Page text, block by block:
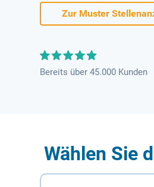
Zur Muster
Bereits über 45.000 Kunden
Wählen Sie